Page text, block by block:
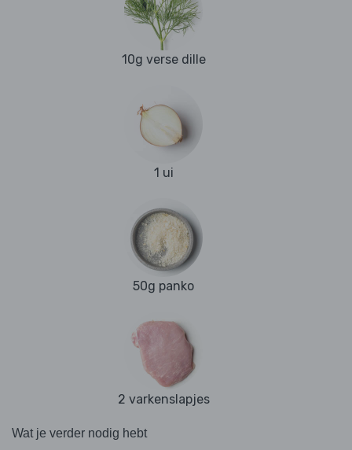
10g verse dille
1 ui
50g panko
2 varkenslapjes
Wat je verder nodig hebt